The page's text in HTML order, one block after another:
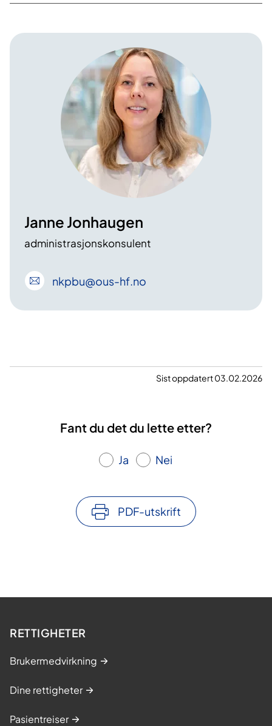
Janne Jonhaugen
administrasjonskonsulent
nkpbu@ous-hf.no
Sist oppdatert 03.02.2026
Fant du det du lette etter?
Ja Nei
PDF-utskrift
RETTIGHETER
Brukermedvirkning
Dine rettigheter
Pasientreiser